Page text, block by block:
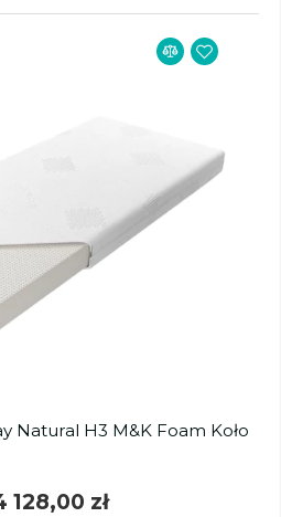
Natural H3 M&K Foam Koło
128,00 zł